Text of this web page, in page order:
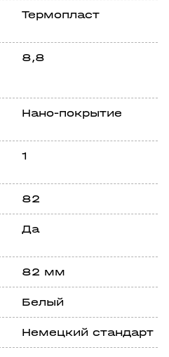
Термопласт
8,8
Нано-покрытие
1
82
Да
82 мм
Белый
Немецкий стандарт